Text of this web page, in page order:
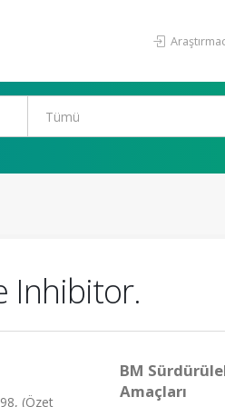
Inhibitor.
(Özet
BM
Amaçları